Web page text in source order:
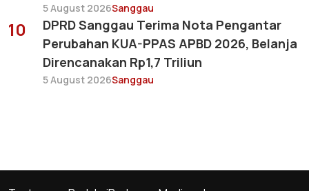
5 August 2026Sanggau
10
DPRD Sanggau Terima Nota Pengantar
Perubahan KUA-PPAS APBD 2026, Belanja
Direncanakan Rp1,7 Triliun
5 August 2026Sanggau